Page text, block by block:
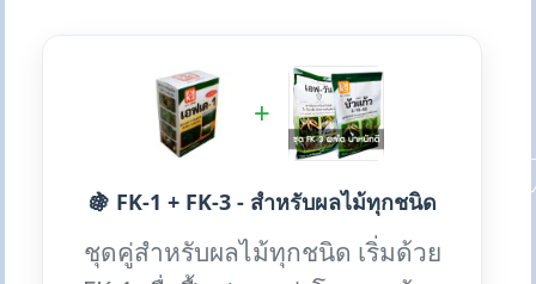
+
🍇 FK-1 + FK-3 - สำหรับผลไม้ทุกชนิด
ชุดคู่สำหรับผลไม้ทุกชนิด เริ่มด้วย